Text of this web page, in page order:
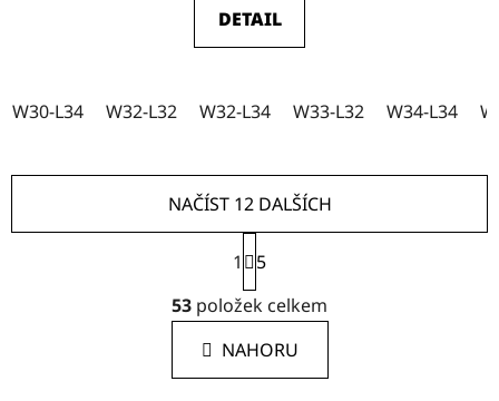
DETAIL
W30-L34 W32-L32 W32-L34 W33-L32 W34-L34
O
v
l
á
d
NAČÍST 12 DALŠÍCH
S
t
r
á
n
k
1
5
53 položek celkem
NAHORU